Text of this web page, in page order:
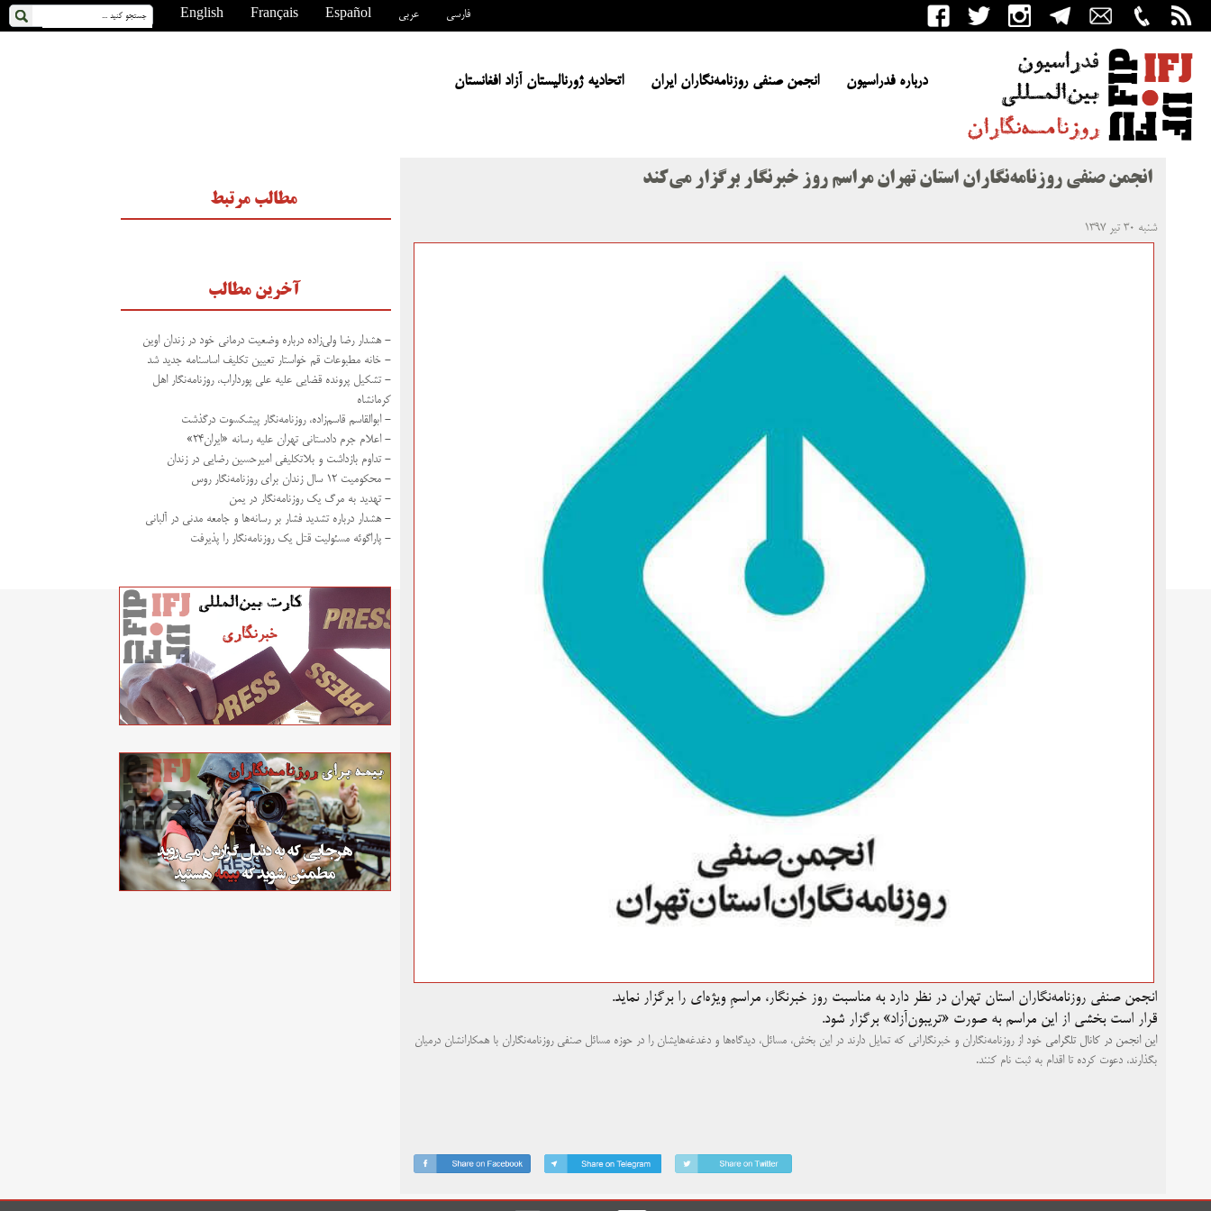
English Français Español عربی فارسی
درباره فدراسیون انجمن صنفی روزنامه‌نگاران ایران اتحادیه ژورنالیستان آزاد افغانستان
انجمن صنفی روزنامه‌نگاران استان تهران مراسم روز خبرنگار برگزار می‌کند
شنبه ۳۰ تیر ۱۳۹۷
انجمن صنفی روزنامه‌نگاران استان تهران در نظر دارد به مناسبت روز خبرنگار، مراسمِ ویژه‌ای را برگزار نماید.
قرار است بخشی از این مراسم به صورت «تریبون‌آزاد» برگزار شود.
این انجمن در کانالتلگرامی خود از روزنامه‌نگاران و خبرنگارانی که تمایل دارند در این بخش، مسائل، دیدگاه‌ها و دغدغه‌هایشان را در حوزه مسائل صنفی روزنامه‌نگاران با همکارانشان درمیان
بگذارند، دعوت کرده تا اقدام به ثبت نام کنند.
مطالب مرتبط
آخرین مطالب
- هشدار رضا ولی‌زاده درباره وضعیت درمانی خود در زندان اوین
- خانه مطبوعات قم خواستار تعیین تکلیف اساسنامه جدید شد
- تشکیل پرونده قضایی علیه علی پورداراب، روزنامه‌نگار اهل
کرمانشاه
- ابوالقاسم قاسم‌زاده، روزنامه‌نگار پیشکسوت درگذشت
- اعلام جرم دادستانی تهران علیه رسانه «ایران۲۴»
- تداوم بازداشت و بلاتکلیفی امیرحسین رضایی در زندان
- محکومیت ۱۲ سال زندان برای روزنامه‌نگار روس
- تهدید به مرگ یک روزنامه‌نگار در یمن
- هشدار درباره تشدید فشار بر رسانه‌ها و جامعه مدنی در آلبانی
- پاراگوئه مسئولیت قتل یک روزنامه‌نگار را پذیرفت